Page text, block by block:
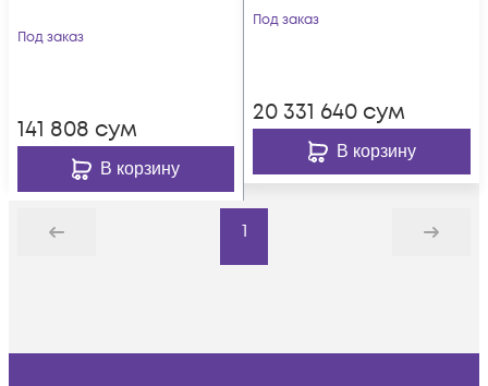
Под заказ
141 808 сум
В корзину
расширенным
Под заказ
20 331 640 сум
В корзину
Назад
1
Дальше